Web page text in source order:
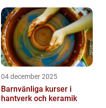
04 december 2025
Barnvänliga kurser i
hantverk och keramik